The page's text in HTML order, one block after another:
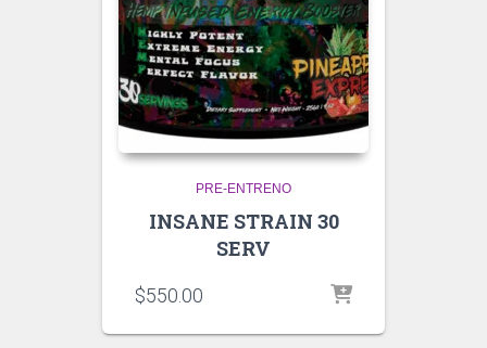
PRE-ENTRENO
INSANE STRAIN 30
SERV
$550.00